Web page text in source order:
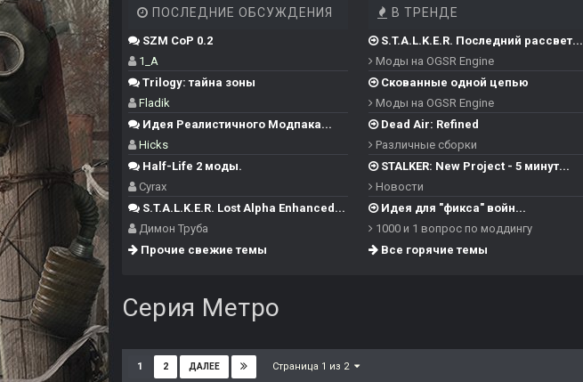
ПОСЛЕДНИЕ ОБСУЖДЕНИЯ
SZM CoP 0.2
1_A
Trilogy: тайна зоны
Fladik
Идея Реалистичного Модпака...
Hicks
Half-Life 2 моды.
Cyrax
S.T.A.L.K.E.R. Lost Alpha Enhanced...
Димон Труба
Прочие свежие темы
В ТРЕНДЕ
S.T.A.L.K.E.R. Последний рассвет...
Моды на OGSR Engine
Скованные одной цепью
Моды на OGSR Engine
Dead Air: Refined
Различные сборки
STALKER: New Project - 5 минут...
Новости
Идея для "фикса" войн...
1000 и 1 вопрос по моддингу
Все горячие темы
Серия Метро
1 2 ДАЛЕЕ Страница 1 из 2